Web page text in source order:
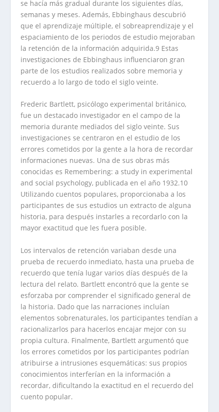
se hacía más gradual durante los siguientes días,
semanas y meses. Además, Ebbinghaus descubrió
que el aprendizaje múltiple, el sobreaprendizaje y el
espaciamiento de los periodos de estudio mejoraban
la retención de la información adquirida.9 Estas
investigaciones de Ebbinghaus influenciaron gran
parte de los estudios realizados sobre memoria y
recuerdo a lo largo de todo el siglo veinte.
Frederic Bartlett, psicólogo experimental británico,
fue un destacado investigador en el campo de la
memoria durante mediados del siglo veinte. Sus
investigaciones se centraron en el estudio de los
errores cometidos por la gente a la hora de recordar
informaciones nuevas. Una de sus obras más
conocidas es Remembering: a study in experimental
and social psychology, publicada en el año 1932.10
Utilizando cuentos populares, proporcionaba a los
participantes de sus estudios un extracto de alguna
historia, para después instarles a recordarlo con la
mayor exactitud que les fuera posible.
Los intervalos de retención variaban desde una
prueba de recuerdo inmediato, hasta una prueba de
recuerdo que tenía lugar varios días después de la
lectura del relato. Bartlett encontró que la gente se
esforzaba por comprender el significado general de
la historia. Dado que las narraciones incluían
elementos sobrenaturales, los participantes tendían a
racionalizarlos para hacerlos encajar mejor con su
propia cultura. Finalmente, Bartlett argumentó que
los errores cometidos por los participantes podrían
atribuirse a intrusiones esquemáticas: sus propios
conocimientos interferían en la información a
recordar, dificultando la exactitud en el recuerdo del
cuento popular.